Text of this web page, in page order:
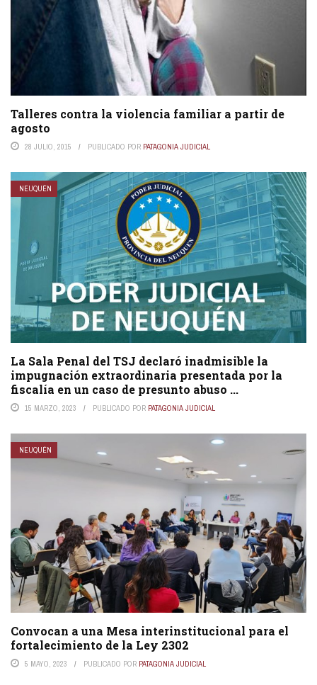
Talleres contra la violencia familiar a partir de
agosto
28 JULIO, 2015 PUBLICADO POR PATAGONIA JUDICIAL
NEUQUÉN
La Sala Penal del TSJ declaró inadmisible la
impugnación extraordinaria presentada por la
fiscalía en un caso de presunto abuso ...
15 MARZO, 2023 PUBLICADO POR PATAGONIA JUDICIAL
NEUQUÉN
Convocan a una Mesa interinstitucional para el
fortalecimiento de la Ley 2302
5 MAYO, 2023 PUBLICADO POR PATAGONIA JUDICIAL